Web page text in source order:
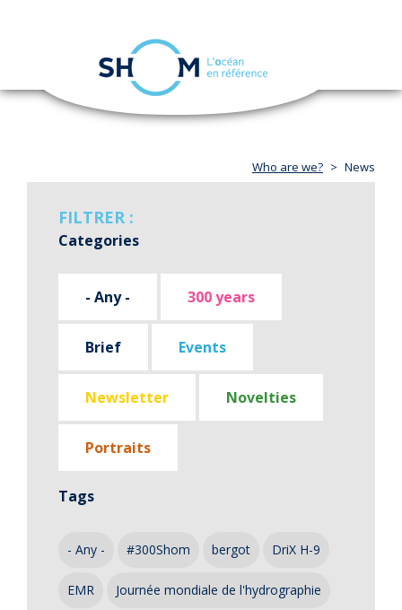
Skip
navigation
Who are we? News
FILTRER :
Categories
- Any - 300 years
Brief Events
Newsletter Novelties
Portraits
Tags
- Any - #300Shom bergot DriX H-9
EMR Journée mondiale de l'hydrographie